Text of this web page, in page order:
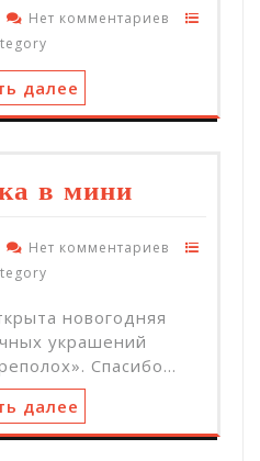
Нет комментариев
далее
в мини
Нет комментариев
новогодняя
украшений
Спасибо…
далее